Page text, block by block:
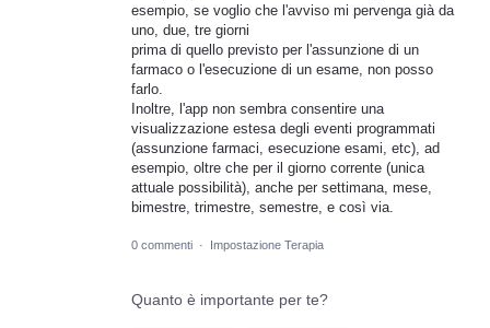
esempio, se voglio che l'avviso mi pervenga già da
uno, due, tre giorni
prima di quello previsto per l'assunzione di un
farmaco o l'esecuzione di un esame, non posso
farlo.
Inoltre, l'app non sembra consentire una
visualizzazione estesa degli eventi programmati
(assunzione farmaci, esecuzione esami, etc), ad
esempio, oltre che per il giorno corrente (unica
attuale possibilità), anche per settimana, mese,
bimestre, trimestre, semestre, e così via.
0 commenti · Impostazione Terapia
Quanto è importante per te?